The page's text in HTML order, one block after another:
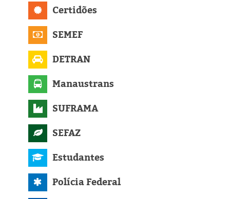
Política
Certidões
SEMEF
DETRAN
Manaustrans
SUFRAMA
SEFAZ
Estudantes
Polícia Federal